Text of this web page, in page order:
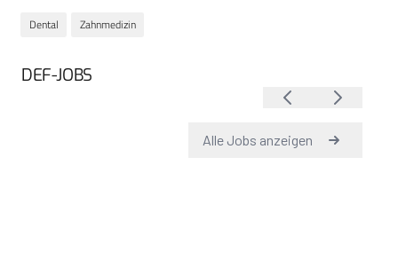
Dental Zahnmedizin
DEF-JOBS